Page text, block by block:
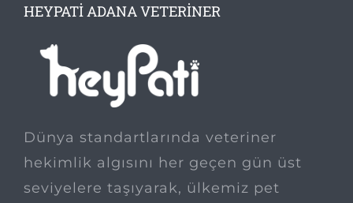
HEYPATI ADANA VETERINER
Dünya standartlarında veteriner
hekimlik algısını her geçen gün üst
seviyelere taşıyarak, ülkemiz pet